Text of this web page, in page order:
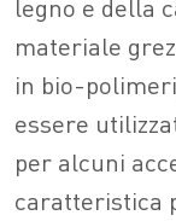
legno e della
materiale
in bio-
essere
per alcuni
caratteristica